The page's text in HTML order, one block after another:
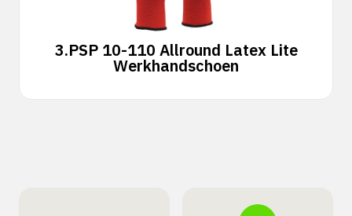
3.PSP 10-110 Allround Latex Lite
Werkhandschoen